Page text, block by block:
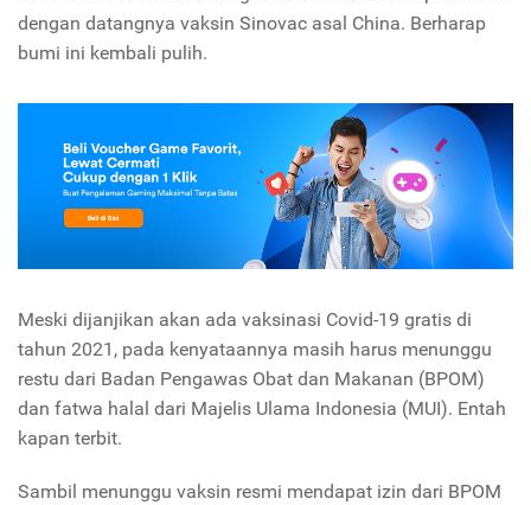
dengan datangnya vaksin Sinovac asal China. Berharap
bumi ini kembali pulih.
Meski dijanjikan akan ada vaksinasi Covid-19 gratis di
tahun 2021, pada kenyataannya masih harus menunggu
restu dari Badan Pengawas Obat dan Makanan (BPOM)
dan fatwa halal dari Majelis Ulama Indonesia (MUI). Entah
kapan terbit.
Sambil menunggu vaksin resmi mendapat izin dari BPOM